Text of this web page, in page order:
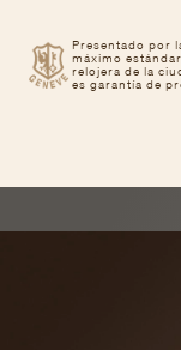
Presentado por
máximo
relojera de la
es garantía de